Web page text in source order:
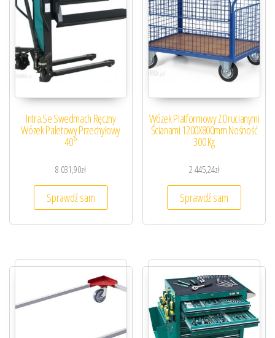
Intra.Se Swedmach Ręczny
Wózek Paletowy Przechyłowy
40°
8 031,90zł
Sprawdź sam
Wózek Platformowy Z Drucianymi
Ścianami 1200X800mm Nośność
300 Kg
2 445,24zł
Sprawdź sam